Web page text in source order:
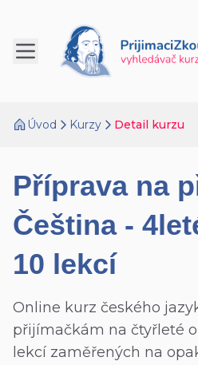
Úvod Kurzy Detail kurzu
Příprava na
Čeština -
10 lekcí
Online kurz českého
přijímačkám na čtyřleté
lekcí zaměřených na